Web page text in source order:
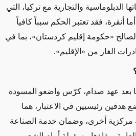
الدبلوماسية والتجارية مع تركيا، التي
فقد تعتبر الحكم سبباً كافياً
لصالح «حكومة إقليم كردستان»، بما في
الغاز من «الإقليم».
بعد عهد صدام، كرّس واضعو المسودة
هدفين رئيسيين في الاعتبار، هما
مركزية أخرى، وضمان خدمة الصناعة